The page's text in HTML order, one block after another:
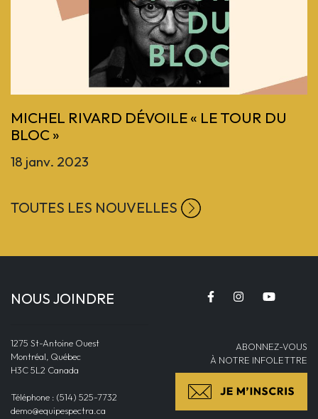
MICHEL RIVARD DÉVOILE « LE TOUR DU
BLOC »
18 janv. 2023
TOUTES LES NOUVELLES
NOUS JOINDRE
1275 St-Antoine Ouest
Montréal, Québec
H3C 5L2 Canada
Téléphone : (514) 525-7732
demo@equipespectra.ca
ABONNEZ-VOUS
À NOTRE INFOLETTRE